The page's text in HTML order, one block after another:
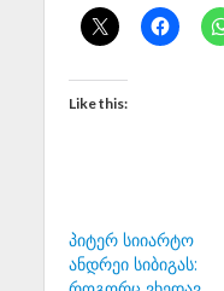
Like this:
პიტერ სიიარტო
ანდრეი სიბიგას: